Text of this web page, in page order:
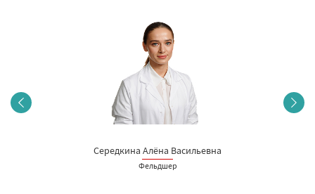
Середкина Алёна Васильевна
Фельдшер